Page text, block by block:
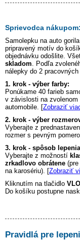
Sprievodca nákupom:
Samolepku na auto gorila
pripravený motív do
objednávku odošlite.
skladom . Podľa
nálepky do 2 pracovných
1. krok - výber farby:
Ponúkame 40 farieb
v závislosti na zvolenom
automobile. [Zobraziť
2. krok - výber
Vyberajte z
rozmer s pevným
3. krok - spôsob
Vyberajte z možností
zrkadlovo obrátene
na karosériu). [Zobraziť
Kliknutím na tlačidlo
Do košíku postupne
Pravidlá pre